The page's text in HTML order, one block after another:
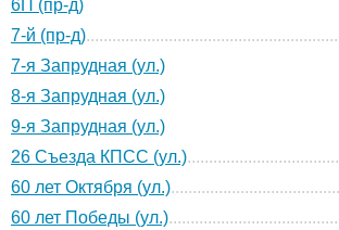
6П (пр-д)
7-й (пр-д)
7-я Запрудная (ул.)
8-я Запрудная (ул.)
9-я Запрудная (ул.)
26 Съезда КПСС (ул.)
60 лет Октября (ул.)
60 лет Победы (ул.)